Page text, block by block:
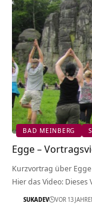
BAD MEINBERG
Egge‏‎ –
Kurzvortrag über Egge‏‎ - mit außergewöhnlichen Gedankengängen.
Hier das Video:
SUKADEV VOR 13